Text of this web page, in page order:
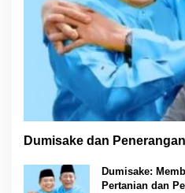
Dumisake dan
Dumisake:
Pertanian dan